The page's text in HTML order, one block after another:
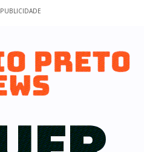
PUBLICIDADE